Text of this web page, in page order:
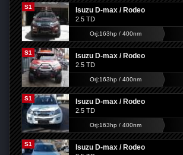
S1 Isuzu D-max / Rodeo
2.5 TD
Orj:163hp / 400nm
S1 Isuzu D-max / Rodeo
2.5 TD
Orj:163hp / 400nm
S1 Isuzu D-max / Rodeo
2.5 TD
Orj:163hp / 400nm
S1 Isuzu D-max / Rodeo